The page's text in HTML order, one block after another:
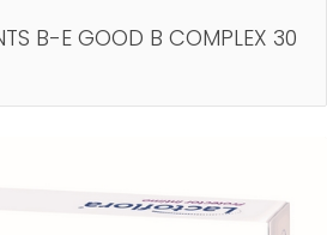
B-E GOOD B COMPLEX 30